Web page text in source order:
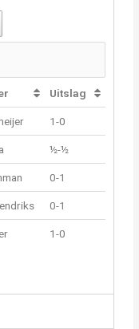
Uitslag
1-0
½-½
0-1
0-1
1-0